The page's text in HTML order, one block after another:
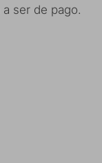
ser de pago.